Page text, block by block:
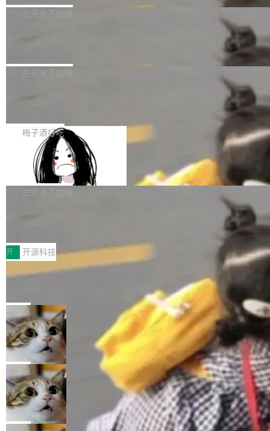
员工参与设立的专项资产管理计划。其中，Dee
获配9...
一个回归问题，该问题导致拉取镜像时会拒绝包
题，该问题可能导致在旧版 Linux 内核...
e 孵化器项目管理委员会（IPMC）投票中获得
P）！这一里程碑不仅标志着 Fluss 迈入新的发
白开水不加糖
长期停止内容更新，未能实现其作为“AI版维基百
提交的编辑请求也长期处于待处理状态。 Groki
pedia 于去年底上线，定位为由人工智能生成内
容的百科平台，被马斯克视为传统众包百科网站
维基百科的替代方案。Lawfare 调查发现，无论
热门页面还是低关注度页面，均未出现近期更
白开水不加糖
是这样的：配 MessageSource 的 Bean、写 R
eloadableResourceBundleMessageSource、
声明 LocaleResolver、注册 LocaleChangeInt
erceptor…五六步之后才能看到第一行翻译文
本。 Solon 换了个方式。整个 i18n 模块围绕三
梅子酒好吃
Apache Doris 4.1 全面增强 Iceberg：
支持 UPDATE、MERGE INTO 与 Iceb
erg V3
Apache Doris 4.1 要补齐的，正是缺失的那一
半。在已有查询能力的基础上，Doris 进一步支
常维护操作，并完整支持 Iceberg V3 格式。
白开水不加糖
村国家自主创新示范区会议中心开幕。本届大会
由中关村智联软件服务业质量创新联盟主办，以
“智构可信·质创未来——AI原生时代的质量新范
式”为主题，直面AI从实验室走向规模化产业落地
的核心质量命题。会上，《2026智能研发生产力
工具选型手册》发布，Testin云测的Testin XAge
nt智能测试系统入选AI测试领域代表产品。对CI
O而言，这提示了一个转变：AI测试正在从效率
工具升级为企业的质量基础设施。 CIO面对的新
现实 过去两年，CIO们的焦虑清单上多了两项：
一是如何让大模型和智能体应用安全地从PoC走
向生产，二是如何让测试团队跟得上AI应用...
开 开源科技
让非法状态不可表示：一篇关于 ADT
有一种东西，一旦用过就回不去了。Alex Fedos
eev 管它叫"软件设计的基石"。 他说的东西不新
鲜——代数数据类型（ADT），尤其是和类型
（sum type）。但他说清楚了一件事：这不是类
型系统的学术体操，是日常编码的思维方式。 文
章从一个简单的例子切入。一个网站的深色主题
设置，如果用布尔值 + 可空字段来表示——bool
ean 表示是否可切换，nullable 的默认模式、浅
色方案、深色方案——会产生大量无意义的组
合。方案缺了、配置冲突了、全 null 了。要知道
局
Cloudflare 开源内部企业 AI 平台 Clou
dflare OS
Cloudflare 发布了一个开源项目 Cloudflare O
S。如果你只看官方博客，你会觉得这是又一
个"AI 知识库 + 聊天机器人"——每个大厂都在
做，没什么新鲜的。 但 Kenton Varda 在 Twitte
r 上把事情说清楚了： 今天我们发布了 Cloudfla
re OS，一个带连接器的聊天机器人，跟其他所
局
Deno 团队开源 Celld，可自托管的分
布式 Durable Objects
Ryan Dahl 领导的 Deno 团队推出了最新开源项
目 Celld，一个能在自己机器上运行 Cloudflare